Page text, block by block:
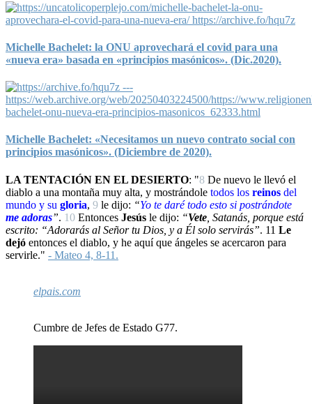
Michelle Bachelet: la ONU aprovechará el covid para una
«nueva era» basada en «principios masónicos». (Dic.2020).
Michelle Bachelet: «Necesitamos un nuevo contrato social con
principios masónicos». (Diciembre de 2020).
LA TENTACIÓN EN EL DESIERTO: "8 De nuevo le llevó el
diablo a una montaña muy alta, y mostrándole todos los reinos del
mundo y su gloria, 9 le dijo: “Yo te daré todo esto si postrándote
me adoras”. 10 Entonces Jesús le dijo: “Vete , Satanás, porque está
escrito: “Adorarás al Señor tu Dios, y a Él solo servirás”. 11 Le
dejó entonces el diablo, y he aquí que ángeles se acercaron para
servirle." - Mateo 4, 8-11.
elpais.com
Cumbre de Jefes de Estado G77.